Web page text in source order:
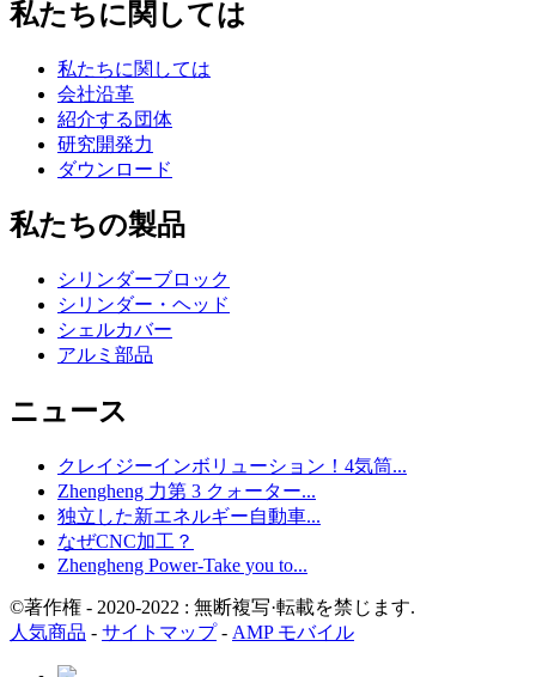
私たちに関しては
私たちに関しては
会社沿革
紹介する団体
研究開発力
ダウンロード
私たちの製品
シリンダーブロック
シリンダー・ヘッド
シェルカバー
アルミ部品
ニュース
クレイジーインボリューション！4気筒...
Zhengheng 力第 3 クォーター...
独立した新エネルギー自動車...
なぜCNC加工？
Zhengheng Power-Take you to...
©著作権 - 2020-2022 : 無断複写·転載を禁じます.
人気商品 - サイトマップ- AMP モバイル